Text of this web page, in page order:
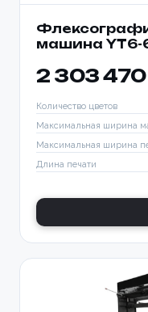
машина YT6-
2 303
Количество цветов
Максимальная ширина
Максимальная ширина
Длина печати